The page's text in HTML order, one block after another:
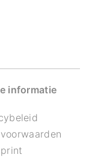
informatie